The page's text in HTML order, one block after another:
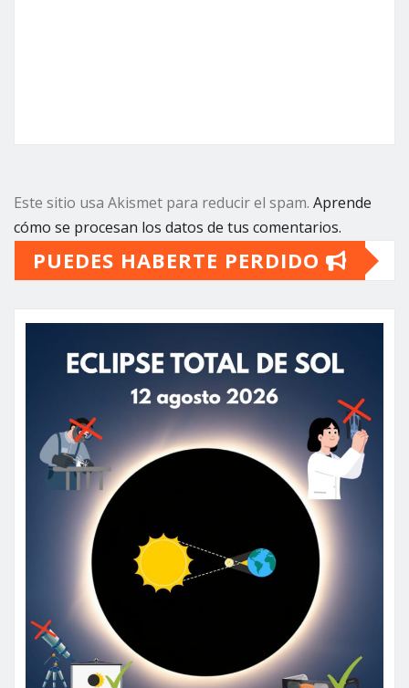
Este sitio usa Akismet para reducir el spam. Aprende
cómo se procesan los datos de tus comentarios.
PUEDES HABERTE PERDIDO